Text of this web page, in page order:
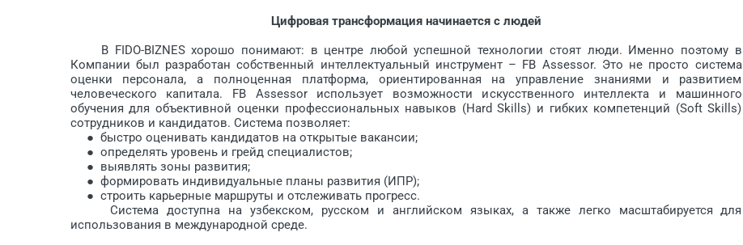
Цифровая трансформация начинается с людей
В FIDO-BIZNES хорошо понимают: в центре любой успешной технологии стоят люди. Именно поэтому в
Компании был разработан собственный интеллектуальный инструмент – FB Assessor. Это не просто система
оценки персонала, а полноценная платформа, ориентированная на управление знаниями и развитием
человеческого капитала. FB Assessor использует возможности искусственного интеллекта и машинного
обучения для объективной оценки профессиональных навыков (Hard Skills) и гибких компетенций (Soft Skills)
сотрудников и кандидатов. Система позволяет:
● быстро оценивать кандидатов на открытые вакансии;
● определять уровень и грейд специалистов;
● выявлять зоны развития;
● формировать индивидуальные планы развития (ИПР);
● строить карьерные маршруты и отслеживать прогресс.
Система доступна на узбекском, русском и английском языках, а также легко масштабируется для
использования в международной среде.